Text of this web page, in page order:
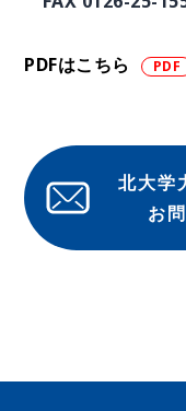
PDFはこちら
北大学
お